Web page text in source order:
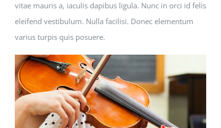
vitae mauris a, iaculis dapibus ligula. Nunc in orci id felis
eleifend vestibulum. Nulla facilisi. Donec elementum
varius turpis quis posuere.